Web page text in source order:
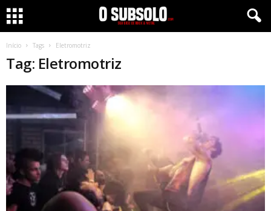
Início Tags Eletromotriz
Tag: Eletromotriz